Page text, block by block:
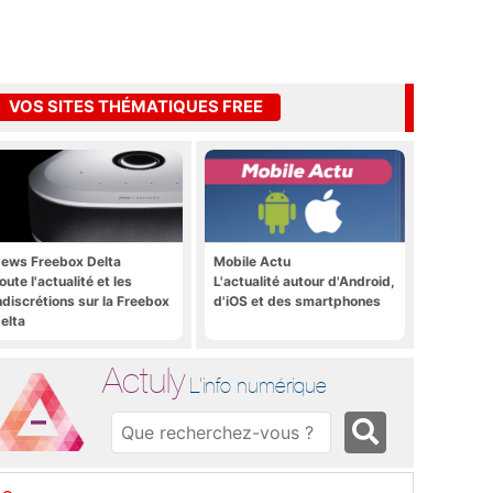
VOS SITES THÉMATIQUES FREE
Freebox Delta
l'actualité et les
sur la Freebox
Mobile Actu
L'actualité autour d'Android,
d'iOS et des smartphones
Actuly L'info numérique